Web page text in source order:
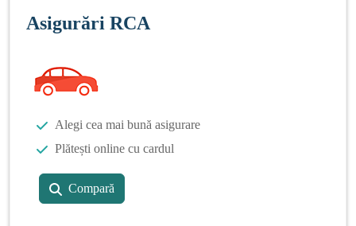
Asigurări RCA
Alegi cea mai bună asigurare
Plătești online cu cardul
Compară